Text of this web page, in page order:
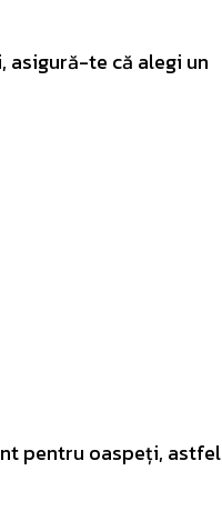
asigură-te că alegi un
pentru oaspeți, astfel